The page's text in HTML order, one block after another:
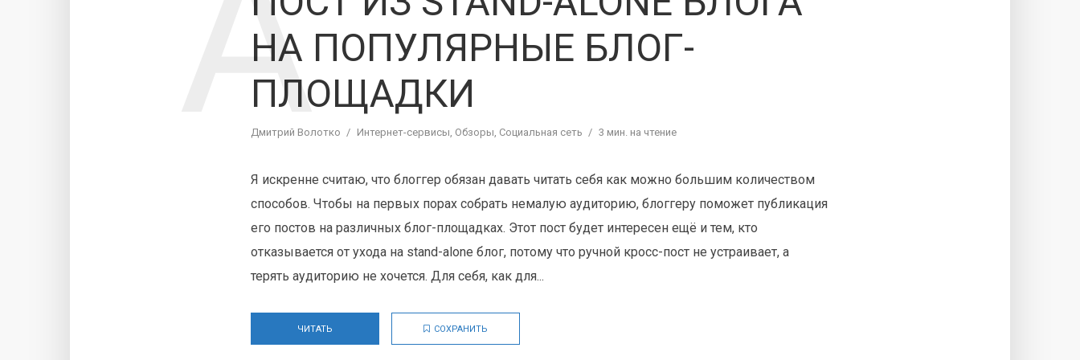
НА ПОПУЛЯРНЫЕ БЛОГ-
ПЛОЩАДКИ
Дмитрий Волотко Интернет-сервисы, Обзоры, Социальная сеть 3 мин. на чтение
Я искренне считаю, что блоггер обязан давать читать себя как можно большим количеством
способов. Чтобы на первых порах собрать немалую аудиторию, блоггеру поможет публикация
его постов на различных блог-площадках. Этот пост будет интересен ещё и тем, кто
отказывается от ухода на stand-alone блог, потому что ручной кросс-пост не устраивает, а
терять аудиторию не хочется. Для себя, как для...
ЧИТАТЬ СОХРАНИТЬ